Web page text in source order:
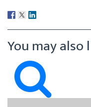
You may also